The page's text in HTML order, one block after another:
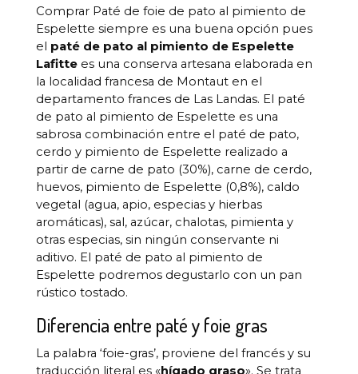
Comprar Paté de foie de pato al pimiento de
Espelette siempre es una buena opción pues
el paté de pato al pimiento de Espelette
Lafitte es una conserva artesana elaborada en
la localidad francesa de Montaut en el
departamento frances de Las Landas. El paté
de pato al pimiento de Espelette es una
sabrosa combinación entre el paté de pato,
cerdo y pimiento de Espelette realizado a
partir de carne de pato (30%), carne de cerdo,
huevos, pimiento de Espelette (0,8%), caldo
vegetal (agua, apio, especias y hierbas
aromáticas), sal, azúcar, chalotas, pimienta y
otras especias, sin ningún conservante ni
aditivo. El paté de pato al pimiento de
Espelette podremos degustarlo con un pan
rústico tostado.
Diferencia entre paté y foie gras
La palabra ‘foie-gras’, proviene del francés y su
traducción literal es «hígado graso». Se trata